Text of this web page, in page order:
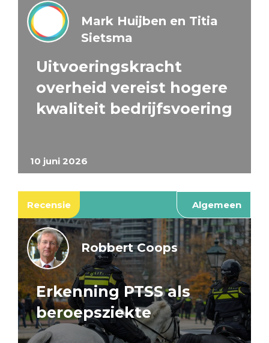
10 juni 2026
Mark Huijben en Titia
Sietsma
Uitvoeringskracht
overheid vereist hogere
kwaliteit bedrijfsvoering
Recensie Algemeen
Robbert Coops
Erkenning PTSS als
beroepsziekte